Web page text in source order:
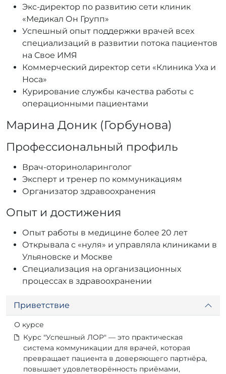
Экс-директор по развитию сети клиник
«Медикал Он Групп»
Успешный опыт поддержки врачей всех
специализаций в развитии потока пациентов
на Свое ИМЯ
Коммерческий директор сети «Клиника Уха и
Носа»
Курирование службы качества работы с
операционными пациентами
Марина Доник (Горбунова)
Профессиональный профиль
Врач-оториноларинголог
Эксперт и тренер по коммуникациям
Организатор здравоохранения
Опыт и достижения
Опыт работы в медицине более 20 лет
Открывала с «нуля» и управляла клиниками в
Ульяновске и Москве
Специализация на организационных
процессах в здравоохранении
Приветствие
О курсе
Курс "Успешный ЛОР" — это практическая
система коммуникации для врачей, которая
превращает пациента в доверяющего партнёра,
повышает удовлетворённость приёмами,